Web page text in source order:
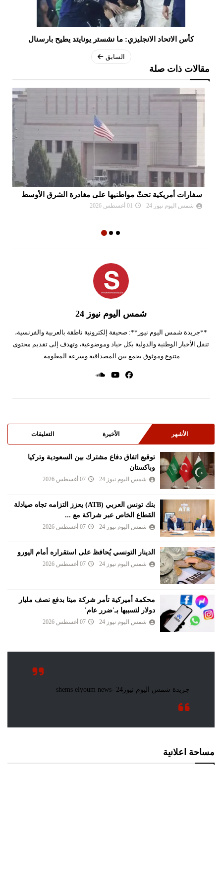
كأس الاتحاد الانجليزي: ما نشستر يونايتد يطيح بارسنال
السابق
مقالات ذات صلة
سفارات أمريكية تحثّ مواطنيها على مغادرة الشرق الأوسط
شمس اليوم نيوز 24 01 أغسطس 2026
شمس اليوم نيوز 24
**جريدة شمس اليوم نيوز**: صحيفة إلكترونية ناطقة بالعربية والفرنسية،
تنقل الأخبار الوطنية والدولية بكل حياد وموضوعية، وتهدف إلى تقديم محتوى
متنوع وموثوق يجمع بين المصداقية وسرعة المعلومة.
الأشهر الأخيرة التعليقات
توقيع اتفاق دفاع مشترك بين السعودية وتركيا
وباكستان
شمس اليوم نيوز 24 07 أغسطس 2026
بنك تونس العربي (ATB) يعزز التزامه تجاه صيادلة
القطاع الخاص عبر شراكة مع ...
شمس اليوم نيوز 24 07 أغسطس 2026
الدينار التونسي يُحافظ على استقراره أمام اليورو
شمس اليوم نيوز 24 07 أغسطس 2026
محكمة أميركية تأمر شركة ميتا بدفع نصف مليار
دولار لتسببها بـ'ضرر عام'
شمس اليوم نيوز 24 07 أغسطس 2026
مساحة اعلانية